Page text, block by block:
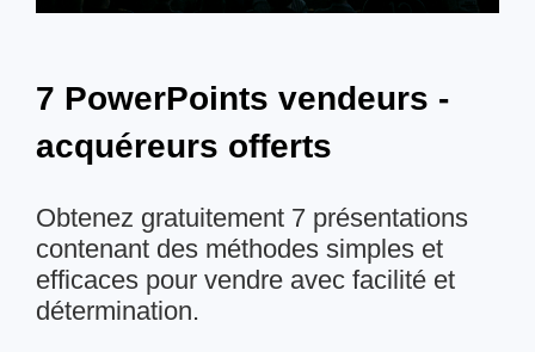
7 PowerPoints vendeurs -
acquéreurs offerts
Obtenez gratuitement 7 présentations
contenant des méthodes simples et
efficaces pour vendre avec facilité et
détermination.